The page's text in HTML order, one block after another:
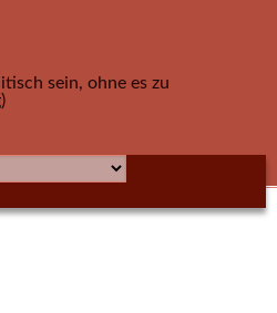
sein, ohne es zu